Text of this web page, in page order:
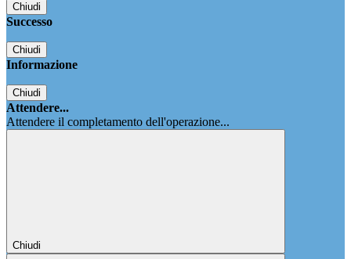
Chiudi
Successo
Chiudi
Informazione
Chiudi
Attendere...
Attendere il completamento dell'operazione...
Chiudi